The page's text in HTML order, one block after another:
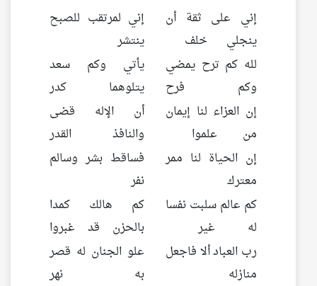
إني على ثقة أن
ينجلي خلف
إني لمرتقب للصبح
ينتشر
لله كم ترح يمضي
وكم فرح
يأتي وكم سعد
يتلوهما كدر
إن العزاء لنا إيمان
من علموا
أن الإله قضى
والنافذ القدر
إن الحياة لنا ممر
معترك
فساقط بشر وسالم
نفر
كم عالم سلبت نفسا
له غير
كم هالك كمدا
بالحزن قد غبروا
رب العباد ألا فاجعل
منازله
علو الجنان له قصر
به نهر